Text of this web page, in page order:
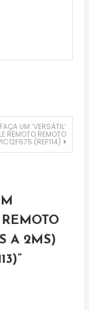
FAÇA UM ‘VERSÁTIL’
REMOTO REMOTO
(REF114)
A 2MS)
”